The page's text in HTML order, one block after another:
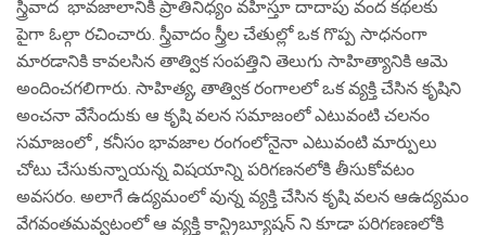
స్త్రీవాద భావజాలానికి ప్రాతినిధ్యం వహిస్తూ దాదాపు వంద కథలకు
పైగా ఓల్గా రచించారు. స్త్రీవాదం స్త్రీల చేతుల్లో ఒక గొప్ప సాధనంగా
మారడానికి కావలసిన తాత్విక సంపత్తిని తెలుగు సాహిత్యానికి ఆమె
అందించగలిగారు. సాహిత్య, తాత్విక రంగాలలో ఒక వ్యక్తి చేసిన కృషిని
అంచనా వేసేందుకు ఆ కృషి వలన సమాజంలో ఎటువంటి చలనం
సమాజంలో , కనీసం భావజాల రంగంలోనైనా ఎటువంటి మార్పులు
చోటు చేసుకున్నాయన్న విషయాన్ని పరిగణనలోకి తీసుకోవటం
అవసరం. అలాగే ఉద్యమంలో వున్న వ్యక్తి చేసిన కృషి వలన ఆఉద్యమం
వేగవంతమవ్వటంలో ఆ వ్యక్తి కాన్ట్రిబ్యూషన్ ని కూడా పరిగణణలోకి